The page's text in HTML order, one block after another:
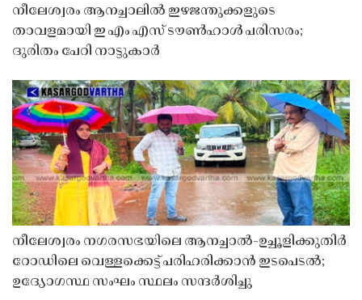
നീലേശ്വരം ആനച്ചാലിൽ ഇഴജന്തുക്കളുടെ
താവളമായി ഇ എം എസ് ടൗൺഹാൾ പരിസരം;
ദുരിതം പേറി നാട്ടുകാർ
നീലേശ്വരം നഗരസഭയിലെ ആനച്ചാൽ-ഉച്ചൂളിക്കുതിർ
റോഡിലെ വെള്ളക്കെട്ട് പരിഹരിക്കാൻ ഇടപെടൽ;
ഉദ്യോഗസ്ഥ സംഘം സ്ഥലം സന്ദർശിച്ചു